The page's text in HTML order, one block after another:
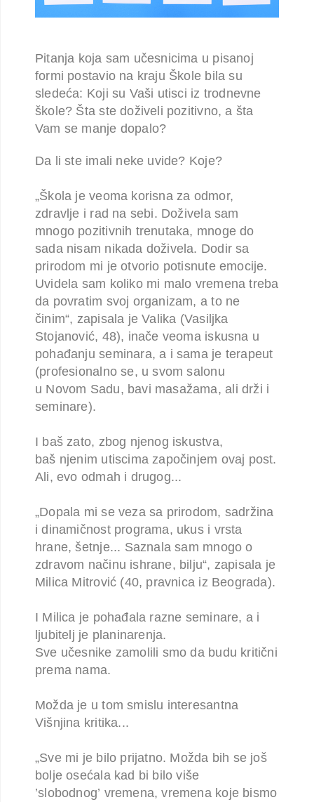
Pitanja koja sam učesnicima u pisanoj
formi postavio na kraju Škole bila su
sledeća: Koji su Vaši utisci iz trodnevne
škole? Šta ste doživeli pozitivno, a šta
Vam se manje dopalo?
Da li ste imali neke uvide? Koje?
„Škola je veoma korisna za odmor,
zdravlje i rad na sebi. Doživela sam
mnogo pozitivnih trenutaka, mnoge do
sada nisam nikada doživela. Dodir sa
prirodom mi je otvorio potisnute emocije.
Uvidela sam koliko mi malo vremena treba
da povratim svoj organizam, a to ne
činim“, zapisala je Valika (Vasiljka
Stojanović, 48), inače veoma iskusna u
pohađanju seminara, a i sama je terapeut
(profesionalno se, u svom salonu
u Novom Sadu, bavi masažama, ali drži i
seminare).
I baš zato, zbog njenog iskustva,
baš njenim utiscima započinjem ovaj post.
Ali, evo odmah i drugog...
„Dopala mi se veza sa prirodom, sadržina
i dinamičnost programa, ukus i vrsta
hrane, šetnje... Saznala sam mnogo o
zdravom načinu ishrane, bilju“, zapisala je
Milica Mitrović (40, pravnica iz Beograda).
I Milica je pohađala razne seminare, a i
ljubitelj je planinarenja.
Sve učesnike zamolili smo da budu kritični
prema nama.
Možda je u tom smislu interesantna
Višnjina kritika...
„Sve mi je bilo prijatno. Možda bih se još
bolje osećala kad bi bilo više
’slobodnog’ vremena, vremena koje bismo